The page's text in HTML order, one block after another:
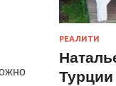
РЕАЛИТИ